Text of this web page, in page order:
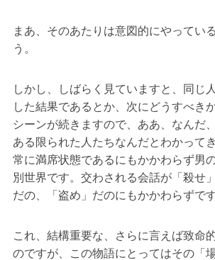
まあ、そのあたりは意図的にやってい
う。
しかし、しばらく見ていますと、同じ
した結果であるとか、次にどうすべき
シーンが続きますので、ああ、なんだ
ある限られた人たちなんだとわかって
常に満席状態であるにもかかわらず男
別世界です。交わされる会話が「殺せ
だの、「盗め」だのにもかかわらずです
これ、結構重要な、さらに言えば致命
のですが、この物語にとってはその「